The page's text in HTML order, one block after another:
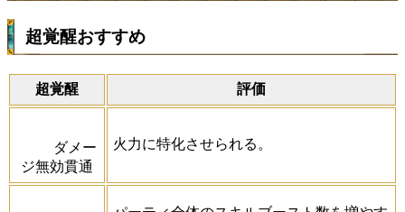
超覚醒おすすめ
超覚醒 評価
ダメー
ジ無効貫通
火力に特化させられる。